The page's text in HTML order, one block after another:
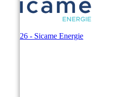
© 2026 - Sicame Energie